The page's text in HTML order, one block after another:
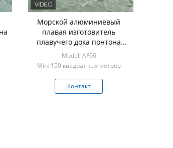
Морской алюминиевый
плавая изготовитель
плавучего дока понтона
пристани дока платформы
Model: AF06
Min: 150 квадратных метров
Контакт